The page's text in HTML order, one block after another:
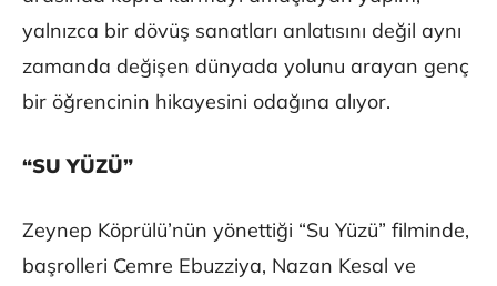
yalnızca bir dövüş sanatları anlatısını değil aynı
zamanda değişen dünyada yolunu arayan genç
bir öğrencinin hikayesini odağına alıyor.
“SU YÜZÜ”
Zeynep Köprülü’nün yönettiği “Su Yüzü” filminde,
başrolleri Cemre Ebuzziya, Nazan Kesal ve